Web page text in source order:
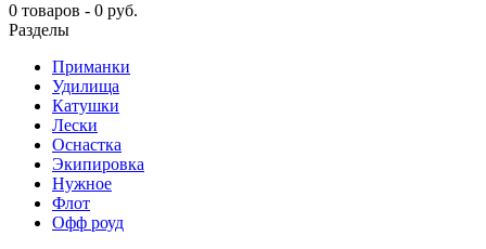
0 товаров - 0 руб.
Разделы
Приманки
Удилища
Катушки
Лески
Оснастка
Экипировка
Нужное
Флот
Офф роуд